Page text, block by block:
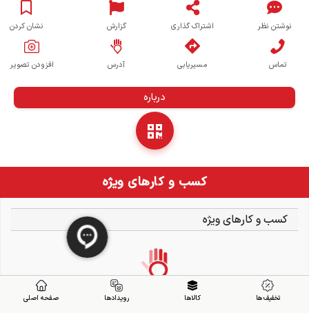
نوشتن نظر اشتراک گذاری گزارش نشان کردن
تماس مسیریابی آدرس افزودن تصویر
درباره
کسب و کارهای ویژه
کسب و کارهای ویژه
تخفیف ها کالاها رویدادها صفحه اصلی